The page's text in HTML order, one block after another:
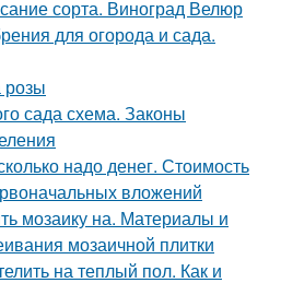
сорта. Виноград Велюр
для огорода и сада.
розы
сада схема. Законы
надо денег. Стоимость
вложений
мозаику на. Материалы и
мозаичной плитки
на теплый пол. Как и